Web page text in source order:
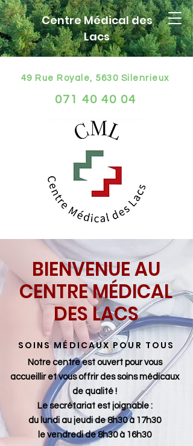
Centre Médical des
Lacs
071 40 40 04
49 Rue Royale, 5630 Silenrieux
BIENVENUE AU
CENTRE MÉDICAL
DES LACS
SOINS MÉDICAUX POUR TOUS
Notre centre est ouvert pour vous
accueillir et vous offrir des soins médicaux
de qualité !
Le secrétariat est joignable :
du lundi au jeudi de 8h30 à 17h30
le vendredi de 8h30 à 16h30